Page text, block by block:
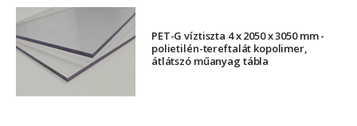
PET-G víztiszta 4 x 2050 x 3050 mm -
polietilén-tereftalát kopolimer,
átlátszó műanyag tábla